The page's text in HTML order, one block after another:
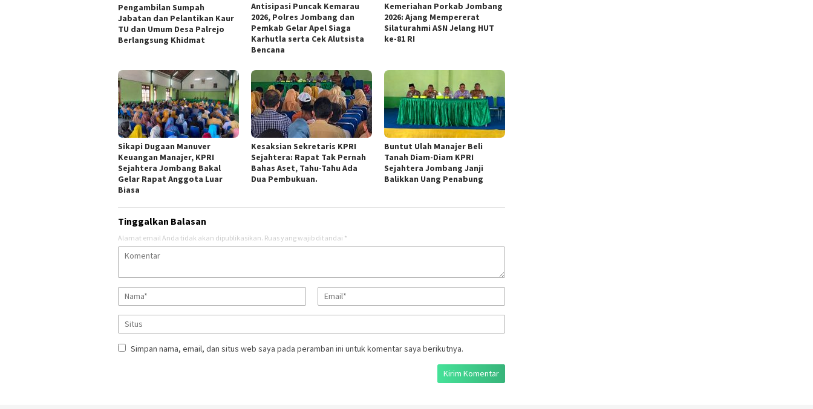
Pengambilan Sumpah
Jabatan dan Pelantikan Kaur
TU dan Umum Desa Palrejo
Berlangsung Khidmat
Antisipasi Puncak Kemarau
2026, Polres Jombang dan
Pemkab Gelar Apel Siaga
Karhutla serta Cek Alutsista
Bencana
Kemeriahan Porkab Jombang
2026: Ajang Mempererat
Silaturahmi ASN Jelang HUT
ke-81 RI
Sikapi Dugaan Manuver
Keuangan Manajer, KPRI
Sejahtera Jombang Bakal
Gelar Rapat Anggota Luar
Biasa
Kesaksian Sekretaris KPRI
Sejahtera: Rapat Tak Pernah
Bahas Aset, Tahu-Tahu Ada
Dua Pembukuan.
Buntut Ulah Manajer Beli
Tanah Diam-Diam KPRI
Sejahtera Jombang Janji
Balikkan Uang Penabung
Tinggalkan Balasan
Alamat email Anda tidak akan dipublikasikan. Ruas yang wajib ditandai *
Simpan nama, email, dan situs web saya pada peramban ini untuk komentar saya berikutnya.